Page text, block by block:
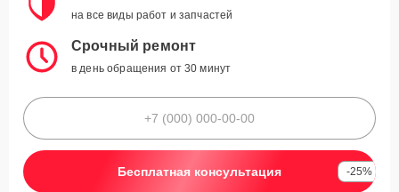
на все виды работ и запчастей
Срочный ремонт
в день обращения от 30 минут
Бесплатная консультация -25%